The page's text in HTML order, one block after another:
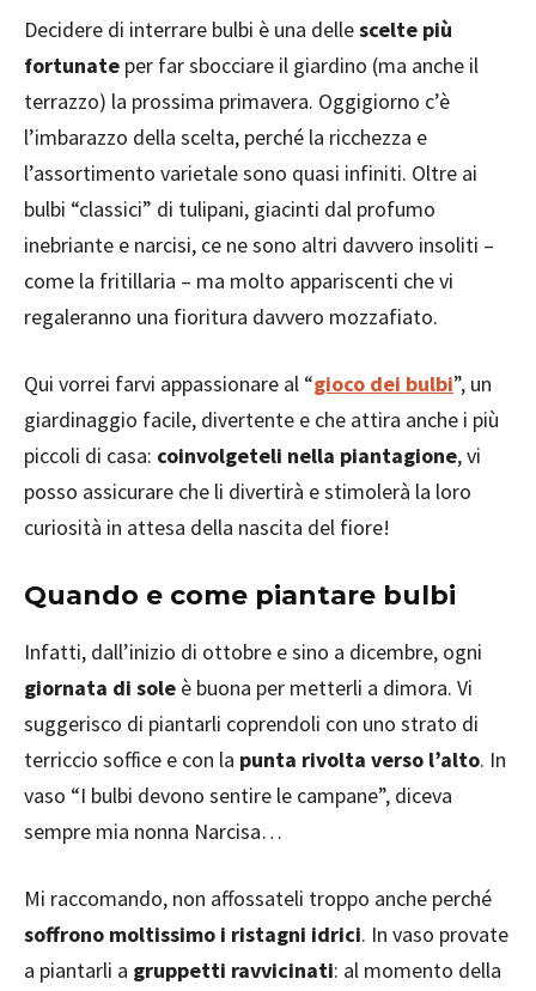
Decidere di interrare bulbi è una dellescelte più
fortunate per far sbocciare il giardino (ma anche il
terrazzo) la prossima primavera. Oggigiorno c’è
l’imbarazzo della scelta, perché la ricchezza e
l’assortimento varietale sono quasi infiniti. Oltre ai
bulbi “classici” di tulipani, giacinti dal profumo
inebriante e narcisi, ce ne sono altri davvero insoliti –
come la fritillaria – ma molto appariscenti che vi
regaleranno una fioritura davvero mozzafiato.
Qui vorrei farvi appassionare al “gioco dei bulbi”, un
giardinaggio facile, divertente e che attira anche i più
piccoli di casa: coinvolgeteli nella piantagione, vi
posso assicurare che li divertirà e stimolerà la loro
curiosità in attesa della nascita del fiore!
Quando e come piantare bulbi
Infatti, dall’inizio di ottobre e sino a dicembre, ogni
giornata di sole è buona per metterli a dimora. Vi
suggerisco di piantarli coprendoli con uno strato di
terriccio soffice e con la punta rivolta verso l’alto. In
vaso “I bulbi devono sentire le campane”, diceva
sempre mia nonna Narcisa…
Mi raccomando, non affossateli troppo anche perché
soffrono moltissimo i ristagni idrici. In vaso provate
a piantarli a gruppetti ravvicinati: al momento della